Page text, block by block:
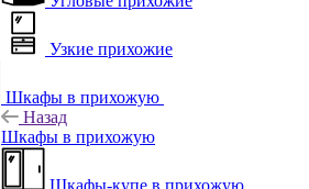
Узкие прихожие
Шкафы в прихожую
Назад
Шкафы в прихожую
Шкафы-купе в прихожую